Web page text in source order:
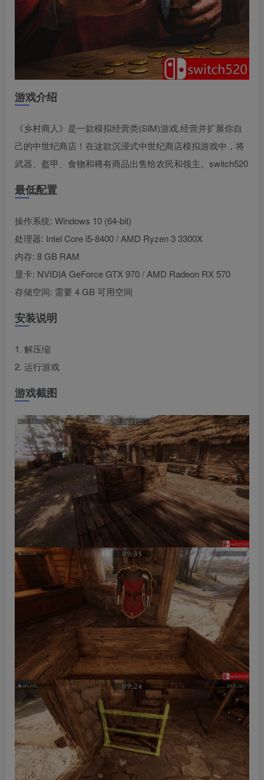
游戏介绍
《乡村商人》是一款模拟经营类(SIM)游戏,经营并扩展你自
己的中世纪商店！在这款沉浸式中世纪商店模拟游戏中，将
武器、盔甲、食物和稀有商品出售给农民和领主。switch520
最低配置
操作系统: Windows 10 (64-bit)
处理器: Intel Core i5-8400 / AMD Ryzen 3 3300X
内存: 8 GB RAM
显卡: NVIDIA GeForce GTX 970 / AMD Radeon RX 570
存储空间: 需要 4 GB 可用空间
安装说明
1. 解压缩
2. 运行游戏
游戏截图